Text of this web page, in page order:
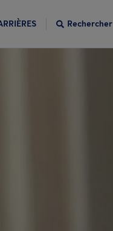
Rechercher